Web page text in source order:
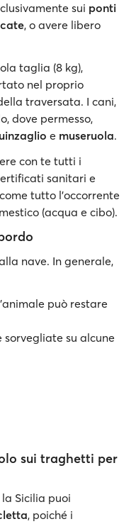
sui ponti
, o avere libero
taglia (8 kg),
nel proprio
traversata. I cani,
dove permesso,
e museruola.
con te tutti i
sanitari e
tutto l'occorrente
(acqua e cibo).
nave. In generale,
può restare
sorvegliate su alcune
sui traghetti per
Sicilia puoi
, poiché i